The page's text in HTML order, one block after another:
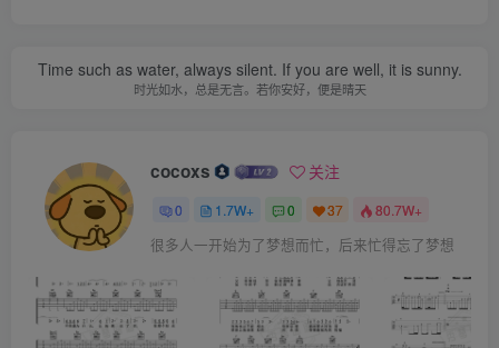
Time such as water, always silent. If you are well, it is sunny.
时光如水，总是无言。若你安好，便是晴天
cocoxs 关注
0 1.7W+ 0 37 80.7W+
很多人一开始为了梦想而忙，后来忙得忘了梦想